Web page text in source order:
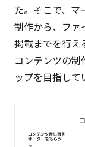
た。そこで、マ
制作から、ファ
掲載までを行
コンテンツの制
ップを目指して